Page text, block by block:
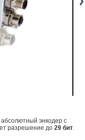
энкодер с
разрешение до29 бит